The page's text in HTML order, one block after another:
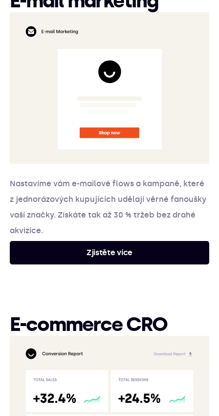
Nastavíme vám e-mailové flows a kampaně, které
z jednorázových kupujících udělají věrné fanoušky
vaší značky. Získáte tak až 30 % tržeb bez drahé
akvizice.
Zjistěte více
E-commerce CRO